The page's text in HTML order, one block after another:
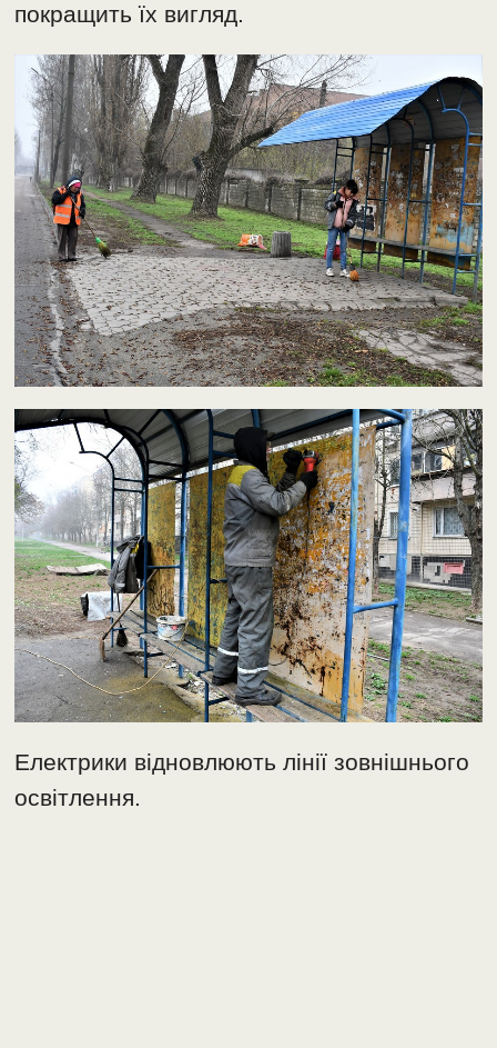
покращить їх вигляд.
Електрики відновлюють лінії зовнішнього
освітлення.